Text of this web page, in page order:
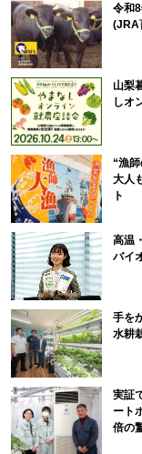
令和
(JRA
山梨
しオ
“漁
大人
ト
高温
バイ
手を
水耕
実証
ート
倍の